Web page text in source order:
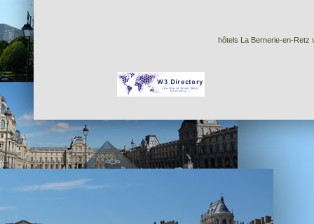
hôtels La Bernerie-en-Retz